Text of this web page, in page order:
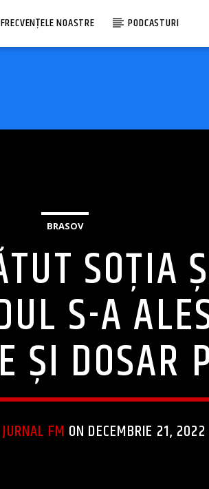
FRECVENȚELE NOASTRE PODCASTURI
BRASOV
SOȚIA
S-A
ȘI DOSAR
JURNAL FM ON DECEMBRIE 21, 2022